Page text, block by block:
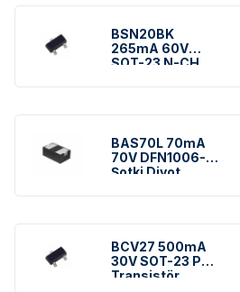
BSN20BK
265mA 60V
SOT-23 N-CH
BAS70L 70mA
70V DFN1006-2
Şotki Diyot
BCV27 500mA
30V SOT-23 PNP
Transistör